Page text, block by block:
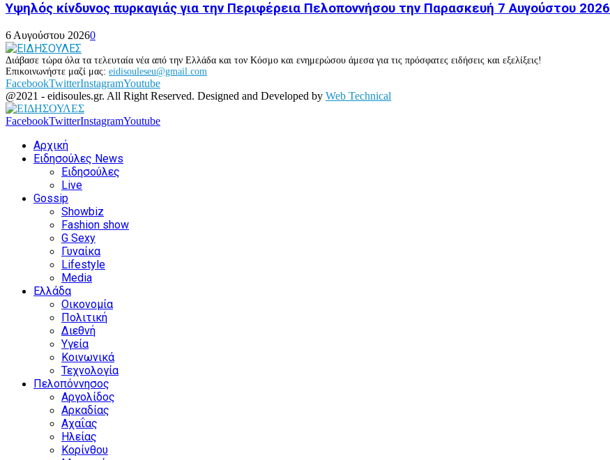
Υψηλός κίνδυνος πυρκαγιάς για την Περιφέρεια Πελοποννήσου την Παρασκευή 7 Αυγούστου 2026
6 Αυγούστου 20260
Διάβασε τώρα όλα τα τελευταία νέα από την Ελλάδα και τον Κόσμο και ενημερώσου άμεσα για τις πρόσφατες ειδήσεις και εξελίξεις!
Επικοινωνήστε μαζί μας: eidisouleseu@gmail.com
FacebookTwitterInstagramYoutube
@2021 - eidisoules.gr. All Right Reserved. Designed and Developed by Web Technical
FacebookTwitterInstagramYoutube
Αρχική
Ειδησούλες News
Ειδησούλες
Live
Gossip
Showbiz
Fashion show
G Sexy
Γυναίκα
Lifestyle
Media
Ελλάδα
Οικονομία
Πολιτική
Διεθνή
Υγεία
Κοινωνικά
Τεχνολογία
Πελοπόννησος
Αργολίδος
Αρκαδίας
Αχαΐας
Ηλείας
Κορίνθου